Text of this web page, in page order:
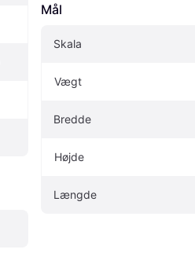
Mål
Skala
Vægt
Bredde
Højde
Længde